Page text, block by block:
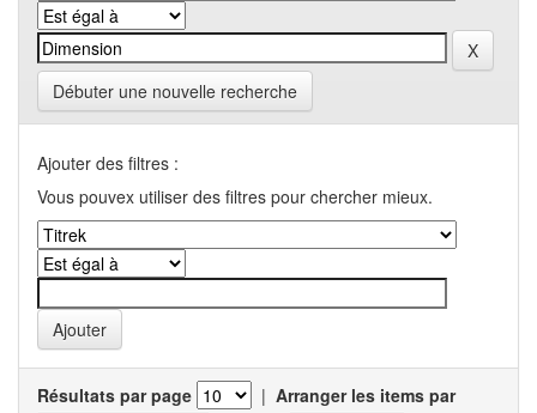
Débuter une nouvelle recherche
Ajouter des filtres :
Vous pouvex utiliser des filtres pour chercher mieux.
Résultats par page | Arranger les items par